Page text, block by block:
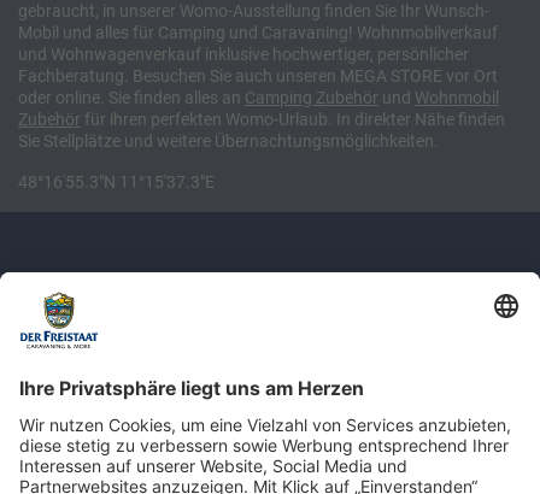
gebraucht, in unserer Womo-Ausstellung finden Sie Ihr Wunsch-
Mobil und alles für Camping und Caravaning! Wohnmobilverkauf
und Wohnwagenverkauf inklusive hochwertiger, persönlicher
Fachberatung. Besuchen Sie auch unseren MEGA STORE vor Ort
oder online. Sie finden alles an Camping Zubehör und Wohnmobil
Zubehör für ihren perfekten Womo-Urlaub. In direkter Nähe finden
Sie Stellplätze und weitere Übernachtungsmöglichkeiten.
48°16'55.3"N 11°15'37.3"E
Newsletter: Jetzt auf
shop.derfreistaat.de anmelden und
einen 5€ Gutschein für unseren Online-
Shop erhalten!*